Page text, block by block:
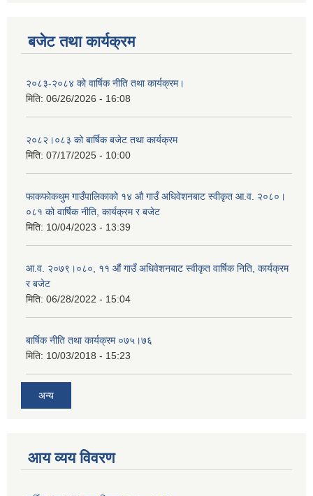
बजेट तथा कार्यक्रम
२०८३-२०८४ को वार्षिक नीति तथा कार्यक्रम।
मिति: 06/26/2026 - 16:08
२०८२।०८३ को बार्षिक बजेट तथा कार्यक्रम
मिति: 07/17/2025 - 10:00
फाकफोकथुम गाउँपालिकाको १४ औ गाउँ अधिवेशनबाट स्वीकृत आ.व. २०८०।
०८१ को वार्षिक नीति, कार्यक्रम र बजेट
मिति: 10/04/2023 - 13:39
आ.व. २०७९।०८०, ११ औं गाउँ अधिवेशनबाट स्वीकृत वार्षिक निति, कार्यक्रम
र बजेट
मिति: 06/28/2022 - 15:04
बार्षिक नीति तथा कार्यक्रम ०७५।७६
मिति: 10/03/2018 - 15:23
अन्य
आय व्यय विवरण